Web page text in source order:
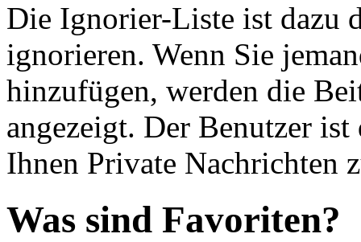
Die Ignorier-Liste ist dazu
ignorieren. Wenn Sie
hinzufügen, werden die
angezeigt. Der Benutzer
Ihnen Private Nachrichten
Was sind Favoriten?